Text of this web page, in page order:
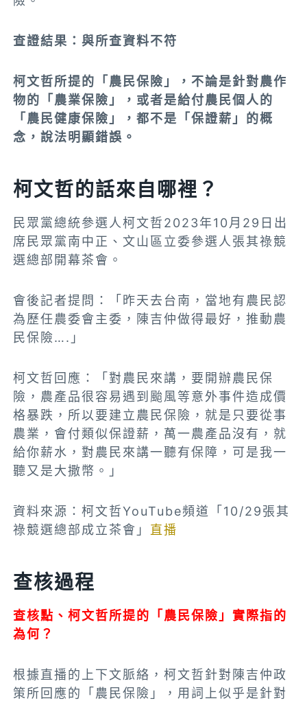
查證結果：與所查資料不符
柯文哲所提的「農民保險」，不論是針對農作
物的「農業保險」，或者是給付農民個人的
「農民健康保險」
，都不是「保證薪」的概
念，說法明顯錯誤。
柯文哲的話來自哪裡？
民眾黨總統參選人柯文哲2023年10月29日出
席 民眾黨南中正、文山區立委參選人張其祿競
選總部開幕茶會。
會後記者提問：「昨天去台南，當地有農民認
為歷任農委會主委，陳吉仲做得最好，推動農
民保險….」
柯文哲回應：「對農民來講，要開辦農民保
險，農產品很容易遇到颱風等意外事件造成價
格暴跌，所以要建立農民保險，就是只要從事
農業，會付類似保證薪，萬一農產品沒有，就
給你薪水，對農民來講一聽有保障，可是我一
聽又是大撒幣。」
資料來源：柯文哲YouTube頻道「10/29張其
祿競選總部成立茶會 」 直播
查核過程
查核點、柯文哲所提的「農民保險」實際指的
為何？
根據直播的上下文脈絡，柯文哲針對陳吉仲政
策所回應的「農民保險」，用詞上似乎是針對